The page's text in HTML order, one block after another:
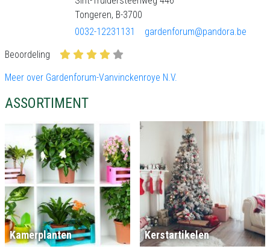
Tongeren, B-3700
0032-12231131
gardenforum@pandora.be
Beoordeling
Meer over Gardenforum-Vanvinckenroye N.V.
ASSORTIMENT
Kamerplanten Kerstartikelen